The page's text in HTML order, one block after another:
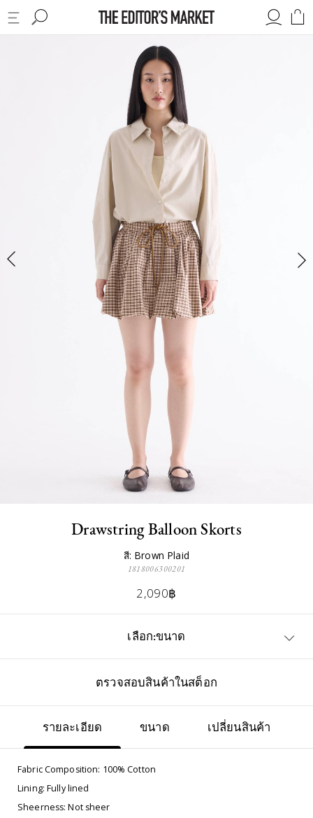
Drawstring Balloon Skorts
สี: Brown Plaid
1818006300201
2,090฿
เลือก:ขนาด
ตรวจสอบสินค้าในสต็อก
รายละเอียด ขนาด เปลี่ยนสินค้า
Fabric Composition: 100% Cotton
Lining: Fully lined
Sheerness: Not sheer